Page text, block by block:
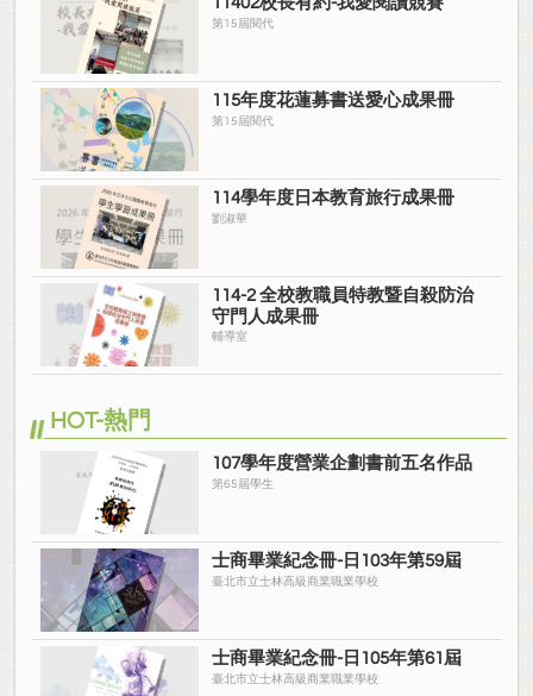
第15屆閱代
115年度花蓮募書送愛心成果冊
第15屆閱代
114學年度日本教育旅行成果冊
劉淑華
114-2 全校教職員特教暨自殺防治
守門人成果冊
輔導室
HOT-熱門
107學年度營業企劃書前五名作品
第65屆學生
士商畢業紀念冊-日103年第59屆
臺北市立士林高級商業職業學校
士商畢業紀念冊-日105年第61屆
臺北市立士林高級商業職業學校